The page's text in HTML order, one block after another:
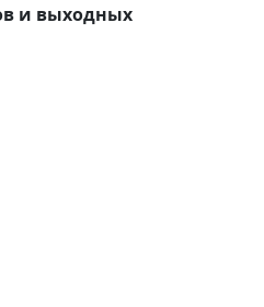
и выходных